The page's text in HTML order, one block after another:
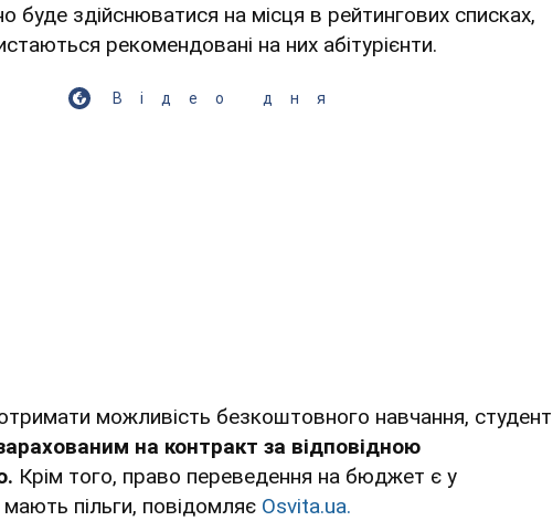
буде здійснюватися на місця в рейтингових списках,
рекомендовані на них абітурієнти.
Відео дня
можливість безкоштовного навчання, студент
на контракт за відповідною
Крім того, право переведення на бюджет є у
мають пільги, повідомляє Оsvita.ua.